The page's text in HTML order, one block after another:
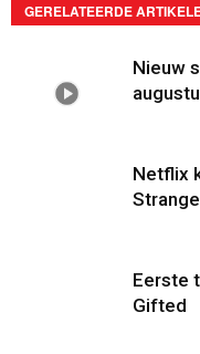
GERELATEERDE
Nieuw
Netflix
Eerste
Gifted